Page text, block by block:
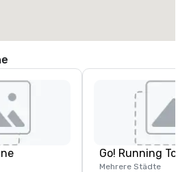
Go! Running
Mehrere Städte